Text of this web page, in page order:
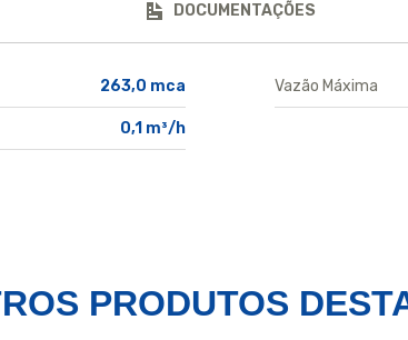
DOCUMENTAÇÕES
263,0 mca Vazão Máxima
0,1 m³/h
PRODUTOS